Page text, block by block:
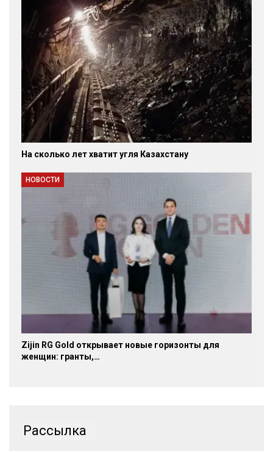
На сколько лет хватит угля Казахстану
НОВОСТИ
Zijin RG Gold открывает новые горизонты для
женщин: гранты,…
Рассылка